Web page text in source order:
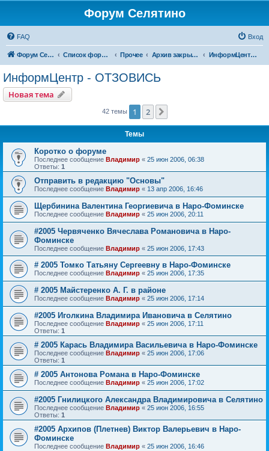
Форум Селятино
FAQ Вход
Форум Селятино Список форумов Прочее Архив закрытых тем ИнформЦентр - ОТЗОВИСЬ
ИнформЦентр - ОТЗОВИСЬ
Новая тема
42 темы 1 2
Темы
Коротко о форуме
Последнее сообщение Владимир « 25 июн 2006, 06:38
Ответы: 1
Отправить в редакцию "Основы"
Последнее сообщение Владимир « 13 апр 2006, 16:46
Щербинина Валентина Георгиевича в Наро-Фоминске
Последнее сообщение Владимир « 25 июн 2006, 20:11
#2005 Червяченко Вячеслава Романовича в Наро-
Фоминске
Последнее сообщение Владимир « 25 июн 2006, 17:43
# 2005 Томко Татьяну Сергеевну в Наро-Фоминске
Последнее сообщение Владимир « 25 июн 2006, 17:35
# 2005 Майстеренко А. Г. в районе
Последнее сообщение Владимир « 25 июн 2006, 17:14
#2005 Иголкина Владимира Ивановича в Селятино
Последнее сообщение Владимир « 25 июн 2006, 17:11
Ответы: 1
# 2005 Карась Владимира Васильевича в Наро-Фоминске
Последнее сообщение Владимир « 25 июн 2006, 17:06
Ответы: 1
# 2005 Антонова Романа в Наро-Фоминске
Последнее сообщение Владимир « 25 июн 2006, 17:02
#2005 Гнилицкого Александра Владимировича в Селятино
Последнее сообщение Владимир « 25 июн 2006, 16:55
Ответы: 1
#2005 Архипов (Плетнев) Виктор Валерьевич в Наро-
Фоминске
Последнее сообщение Владимир « 25 июн 2006, 16:46